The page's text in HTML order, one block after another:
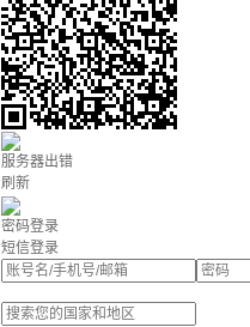
服务器出错
刷新
密码登录
短信登录